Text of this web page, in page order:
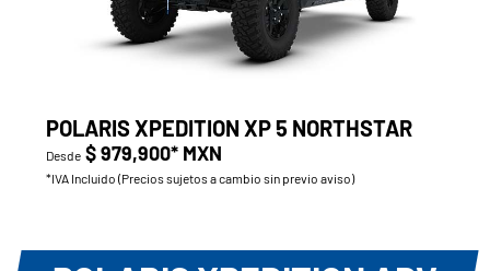
POLARIS XPEDITION XP 5 NORTHSTAR
Desde $ 979,900* MXN
*IVA Incluido (Precios sujetos a cambio sin previo aviso)